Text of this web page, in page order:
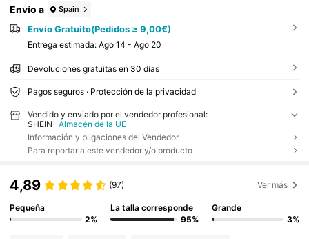
Envío a Spain
Envío Gratuito(Pedidos ≥ 9,00€)
Entrega estimada: Ago 14 - Ago 20
Devoluciones gratuitas en 30 días
Pagos seguros · Protección de la privacidad
Vendido y enviado por el vendedor profesional:
SHEIN
Almacén de la UE
Información y bligaciones del Vendedor
Para reportar a este vendedor y/o producto
4,89 (97) Ver más
Pequeña
2%
La talla corresponde
95%
Grande
3%